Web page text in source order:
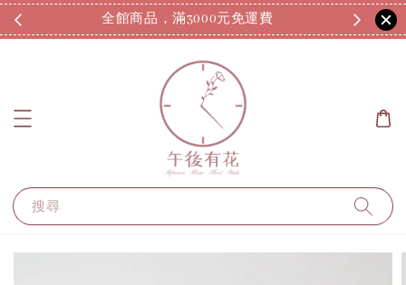
全館商品，滿3000元免運費 7/
搜尋